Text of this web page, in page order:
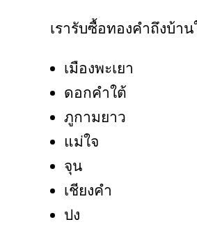
เรารับซื้อทองคำถึงบ้า
เมืองพะเยา
ดอกคำใต้
ภูกามยาว
แม่ใจ
จุน
เชียงคำ
ปง